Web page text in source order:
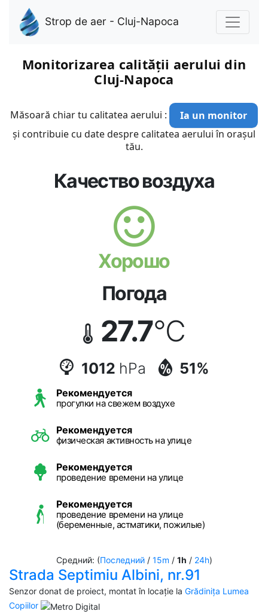
Strop de aer - Cluj-Napoca
Monitorizarea calității aerului din
Cluj-Napoca
Măsoară chiar tu calitatea aerului :
Ia un monitor
și contribuie cu date despre calitatea aerului în orașul
tău.
Качество воздуха
Хорошо
Погода
27.7°C
1012 hPa 51%
Рекомендуется
прогулки на свежем воздухе
Рекомендуется
физическая активность на улице
Рекомендуется
проведение времени на улице
Рекомендуется
проведение времени на улице
(беременные, астматики, пожилые)
Средний: (Последний/ 15m / 1h / 24h)
Strada Septimiu Albini, nr.91
Senzor donat de proiect, montat în locație la Grădinița Lumea
Copiilor